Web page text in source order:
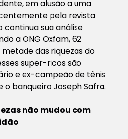
em alusão a uma
pela revista
continua sua análise
a ONG Oxfam, 62
das riquezas do
super-ricos são
e ex-campeão de tênis
o banqueiro Joseph Safra.
não mudou com